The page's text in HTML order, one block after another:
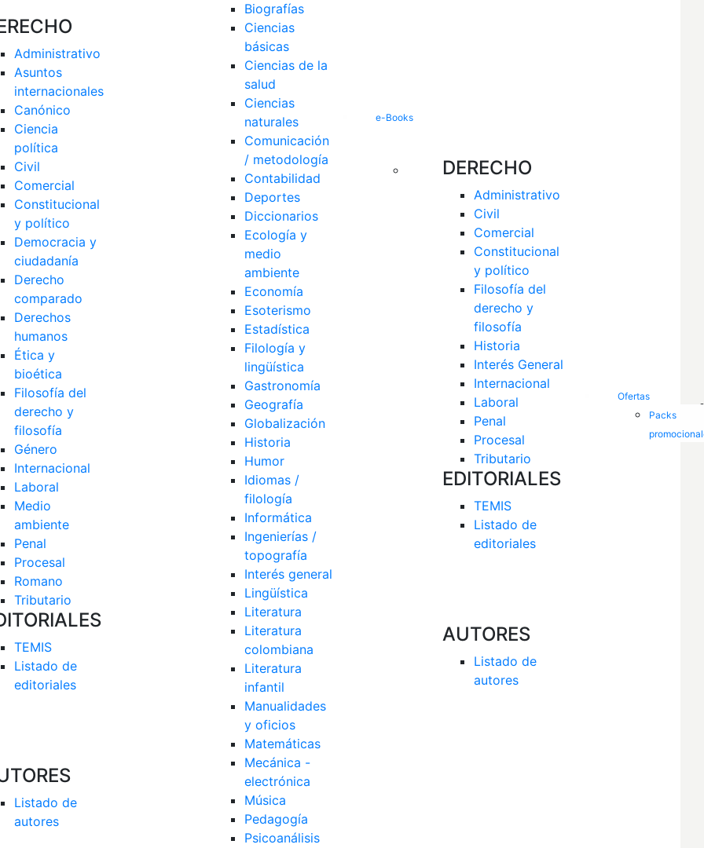
Administrativo
Asuntos
internacionales
Canónico
Ciencia
política
Civil
Comercial
Constitucional
y político
Democracia y
ciudadanía
Derecho
comparado
Derechos
humanos
Ética y
bioética
Filosofía del
derecho y
filosofía
Género
Internacional
Laboral
Medio
ambiente
Penal
Procesal
Romano
Tributario
TEMIS
Listado de
editoriales
Listado de
autores
Biografías
Ciencias
básicas
Ciencias de la
salud
Ciencias
naturales
Comunicación
/ metodología
Contabilidad
Deportes
Diccionarios
Ecología y
medio
ambiente
Economía
Esoterismo
Estadística
Filología y
lingüística
Gastronomía
Geografía
Globalización
Historia
Humor
Idiomas /
filología
Informática
Ingenierías /
topografía
Interés general
Lingüística
Literatura
Literatura
colombiana
Literatura
infantil
Manualidades
y oficios
Matemáticas
Mecánica -
electrónica
Música
Pedagogía
Psicoanálisis
e-Books
DERECHO
Administrativo
Civil
Comercial
Constitucional
y político
Filosofía del
derecho y
filosofía
Historia
Internacional
Laboral
Penal
Procesal
Tributario
EDITORIALES
TEMIS
Listado de
editoriales
AUTORES
Listado de
autores
Ofertas
Packs